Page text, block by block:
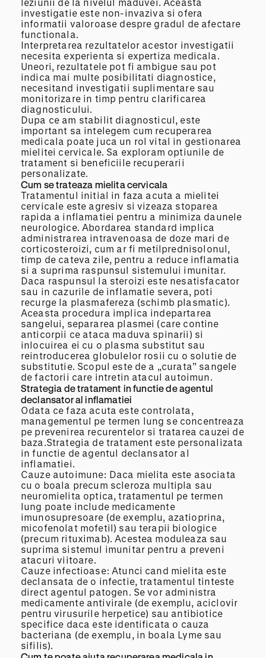
investigatie este non-invaziva si ofera
informatii valoroase despre gradul de afectare
functionala.
Interpretarea rezultatelor acestor investigatii
necesita experienta si expertiza medicala.
Uneori, rezultatele pot fi ambigue sau pot
indica mai multe posibilitati diagnostice,
necesitand investigatii suplimentare sau
monitorizare in timp pentru clarificarea
diagnosticului.
Dupa ce am stabilit diagnosticul, este
important sa intelegem cum recuperarea
medicala poate juca un rol vital in gestionarea
mielitei cervicale. Sa exploram optiunile de
tratament si beneficiile recuperarii
personalizate.
Cum se trateaza mielita cervicala
Tratamentul initial in faza acuta a mielitei
cervicale este agresiv si vizeaza stoparea
rapida a inflamatiei pentru a minimiza daunele
neurologice. Abordarea standard implica
administrarea intravenoasa de doze mari de
corticosteroizi, cum ar fi metilprednisolonul,
timp de cateva zile, pentru a reduce inflamatia
si a suprima raspunsul sistemului imunitar.
Daca raspunsul la steroizi este nesatisfacator
sau in cazurile de inflamatie severa, poti
recurge la plasmafereza (schimb plasmatic).
Aceasta procedura implica indepartarea
sangelui, separarea plasmei (care contine
anticorpii ce ataca maduva spinarii) si
inlocuirea ei cu o plasma substitut sau
reintroducerea globulelor rosii cu o solutie de
substitutie. Scopul este de a „curata” sangele
de factorii care intretin atacul autoimun.
Strategia de tratament in functie de agentul
declansator al inflamatiei
Odata ce faza acuta este controlata,
managementul pe termen lung se concentreaza
pe prevenirea recurentelor si tratarea cauzei de
baza.Strategia de tratament este personalizata
in functie de agentul declansator al
inflamatiei.
Cauze autoimune: Daca mielita este asociata
cu o boala precum scleroza multipla sau
neuromielita optica, tratamentul pe termen
lung poate include medicamente
imunosupresoare (de exemplu, azatioprina,
micofenolat mofetil) sau terapii biologice
(precum rituximab). Acestea moduleaza sau
suprima sistemul imunitar pentru a preveni
atacuri viitoare.
Cauze infectioase: Atunci cand mielita este
declansata de o infectie, tratamentul tinteste
direct agentul patogen. Se vor administra
medicamente antivirale (de exemplu, aciclovir
pentru virusurile herpetice) sau antibiotice
specifice daca este identificata o cauza
bacteriana (de exemplu, in boala Lyme sau
sifilis).